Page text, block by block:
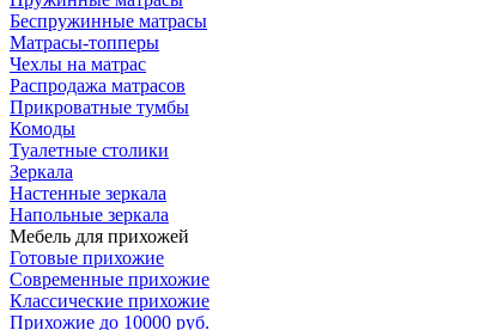
Беспружинные матрасы
Матрасы-топперы
Чехлы на матрас
Распродажа матрасов
Прикроватные тумбы
Комоды
Туалетные столики
Зеркала
Настенные зеркала
Напольные зеркала
Мебель для прихожей
Готовые прихожие
Современные прихожие
Классические прихожие
Прихожие до 10000 руб.